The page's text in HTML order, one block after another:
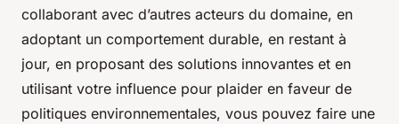
collaborant avec d’autres acteurs du domaine, en
adoptant un comportement durable, en restant à
jour, en proposant des solutions innovantes et en
utilisant votre influence pour plaider en faveur de
politiques environnementales, vous pouvez faire une